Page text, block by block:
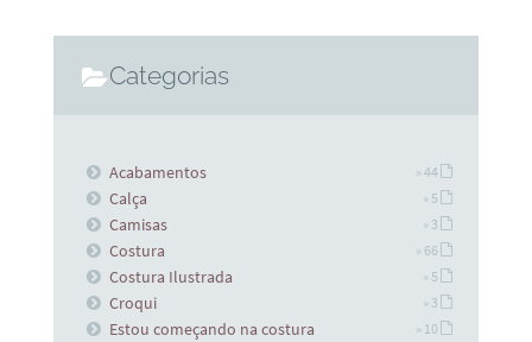
Categorias
Acabamentos » 44
Calça » 5
Camisas » 3
Costura » 66
Costura Ilustrada » 5
Croqui » 3
Estou começando na costura » 10